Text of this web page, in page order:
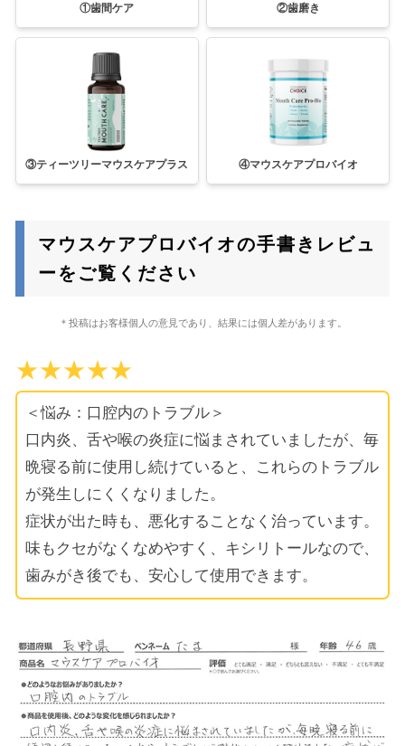
①歯間ケア ②歯磨き
③ティーツリーマウスケアプラス ④マウスケアプロバイオ
マウスケアプロバイオの手書きレビュ
ーをご覧ください
＊投稿はお客様個人の意見であり、結果には個人差があります。
★★★★★
＜悩み：口腔内のトラブル＞
口内炎、舌や喉の炎症に悩まされていましたが、毎
晩寝る前に使用し続けていると、これらのトラブル
が発生しにくくなりました。
症状が出た時も、悪化することなく治っています。
味もクセがなくなめやすく、キシリトールなので、
歯みがき後でも、安心して使用できます。